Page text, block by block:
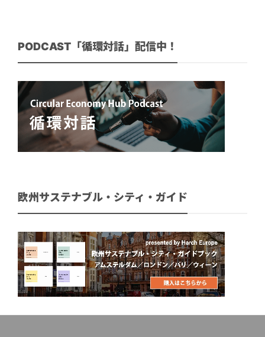
PODCAST「循環対話」配信中！
欧州サステナブル・シティ・ガイド